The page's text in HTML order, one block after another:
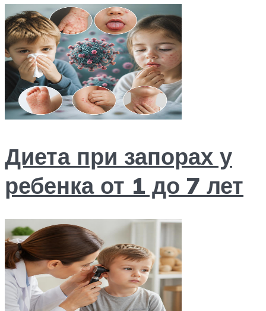
Диета при запорах у
ребенка от 1 до 7 лет